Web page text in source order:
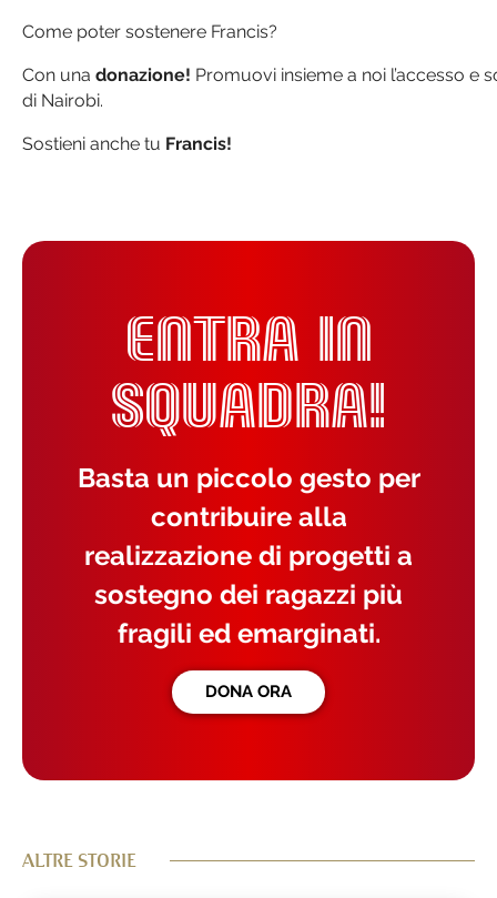
Come poter sostenere Francis?
Con una donazione! Promuovi insieme a noi l’accesso e
di Nairobi.
Sostieni anche tu Francis!
ENTRA IN
SQUADRA!
Basta un piccolo gesto per
contribuire alla
realizzazione di progetti a
sostegno dei ragazzi più
fragili ed emarginati.
DONA ORA
ALTRE STORIE